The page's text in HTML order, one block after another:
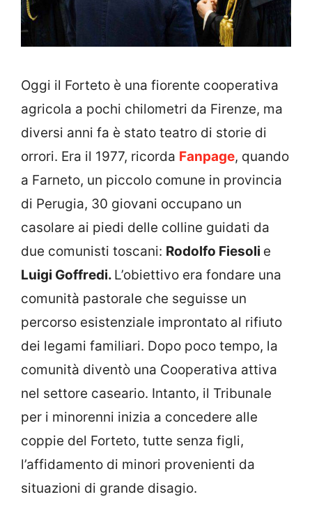
Oggi il Forteto è una fiorente cooperativa
agricola a pochi chilometri da Firenze, ma
diversi anni fa è stato teatro di storie di
orrori. Era il 1977, ricorda Fanpage, quando
a Farneto, un piccolo comune in provincia
di Perugia, 30 giovani occupano un
casolare ai piedi delle colline guidati da
due comunisti toscani: Rodolfo Fiesoli e
Luigi Goffredi. L’obiettivo era fondare una
comunità pastorale che seguisse un
percorso esistenziale improntato al rifiuto
dei legami familiari. Dopo poco tempo, la
comunità diventò una Cooperativa attiva
nel settore caseario. Intanto, il Tribunale
per i minorenni inizia a concedere alle
coppie del Forteto, tutte senza figli,
l’affidamento di minori provenienti da
situazioni di grande disagio.